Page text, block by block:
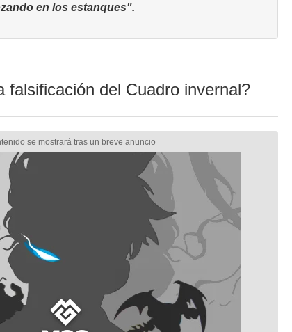
en los estanques".
falsificación del Cuadro invernal?